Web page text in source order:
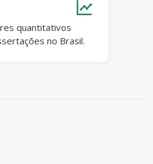
quantitativos
no Brasil.